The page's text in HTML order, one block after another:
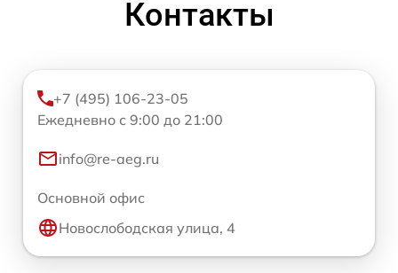
Контакты
+7 (495) 106-23-05
Ежедневно с 9:00 до 21:00
info@re-aeg.ru
Основной офис
Новослободская улица, 4